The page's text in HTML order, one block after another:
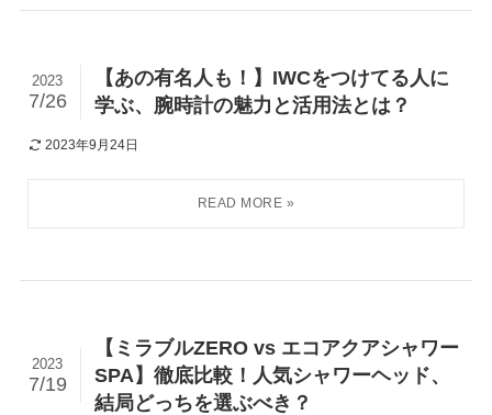
【あの有名人も！】IWCをつけてる人に
学ぶ、腕時計の魅力と活用法とは？
2023
7/26
2023年9月24日
【ミラブルZERO vs エコアクアシャワー
SPA】徹底比較！人気シャワーヘッド、
結局どっちを選ぶべき？
2023
7/19